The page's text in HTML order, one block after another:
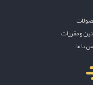
و مقررات
با ما